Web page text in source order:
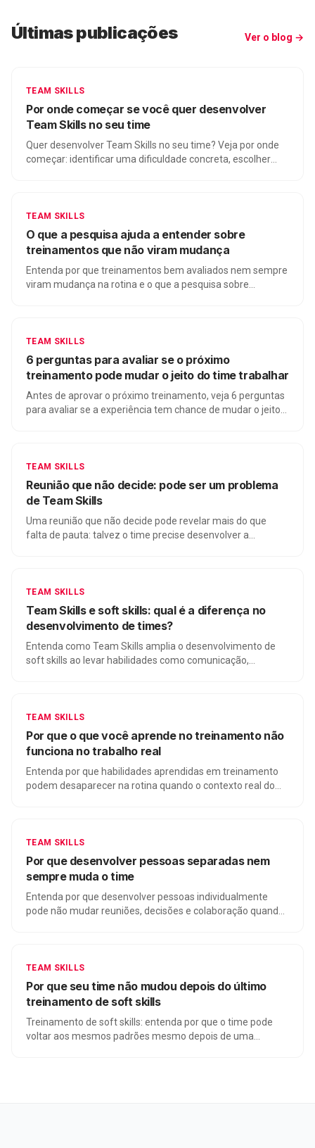
Últimas publicações Ver o blog →
TEAM SKILLS
Por onde começar se você quer desenvolver
Team Skills no seu time
Quer desenvolver Team Skills no seu time? Veja por onde
começar: identificar uma dificuldade concreta, escolher
TEAM SKILLS
O que a pesquisa ajuda a entender sobre
treinamentos que não viram mudança
Entenda por que treinamentos bem avaliados nem sempre
viram mudança na rotina e o que a pesquisa sobre
TEAM SKILLS
6 perguntas para avaliar se o próximo
treinamento pode mudar o jeito do time trabalhar
Antes de aprovar o próximo treinamento, veja 6 perguntas
para avaliar se a experiência tem chance de mudar o jeito
TEAM SKILLS
Reunião que não decide: pode ser um problema
de Team Skills
Uma reunião que não decide pode revelar mais do que
falta de pauta: talvez o time precise desenvolver a
TEAM SKILLS
Team Skills e soft skills: qual é a diferença no
desenvolvimento de times?
Entenda como Team Skills amplia o desenvolvimento de
soft skills ao levar habilidades como comunicação,
TEAM SKILLS
Por que o que você aprende no treinamento não
funciona no trabalho real
Entenda por que habilidades aprendidas em treinamento
podem desaparecer na rotina quando o contexto real do
TEAM SKILLS
Por que desenvolver pessoas separadas nem
sempre muda o time
Entenda por que desenvolver pessoas individualmente
pode não mudar reuniões, decisões e colaboração quando
TEAM SKILLS
Por que seu time não mudou depois do último
treinamento de soft skills
Treinamento de soft skills: entenda por que o time pode
voltar aos mesmos padrões mesmo depois de uma